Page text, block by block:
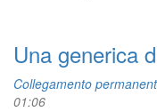
Una generica
Collegamento
01:06